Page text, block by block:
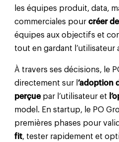
les équipes produit, data,
commerciales pourcréer
équipes aux objectifs et
tout en gardant l’utilisateur
À travers ses décisions, le
directement sur l’adoption
perçuepar l’utilisateur et
model. En startup, le PO
premières phases pour
fit, tester rapidement et